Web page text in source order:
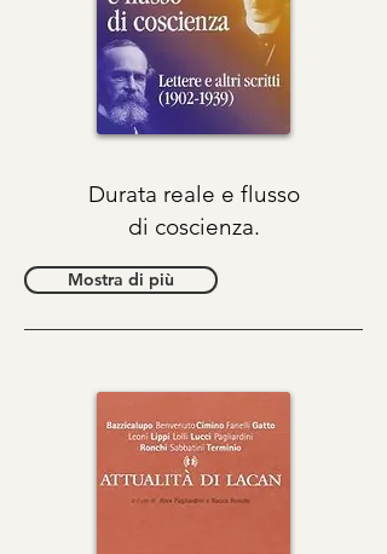
Durata reale e flusso
di coscienza.
Mostra di più